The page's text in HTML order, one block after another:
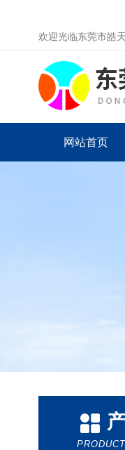
欢迎光临东莞市皓
网站首页